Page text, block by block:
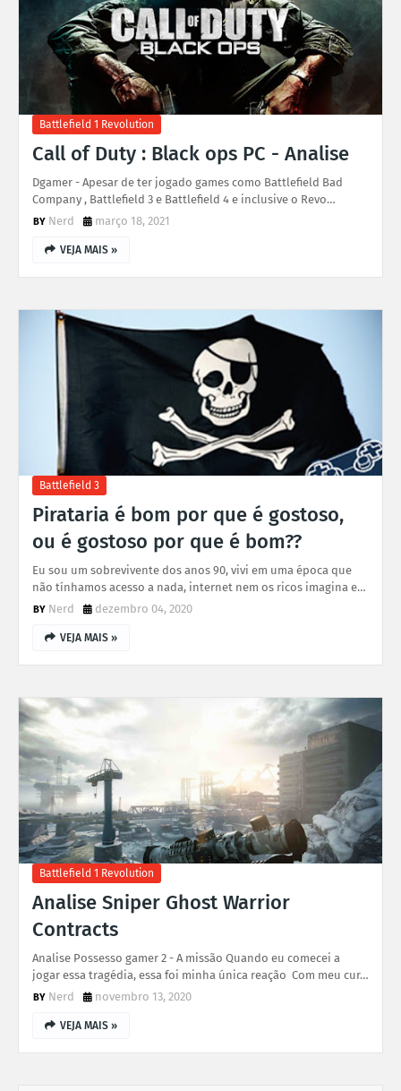
Battlefield 1 Revolution
Call of Duty : Black ops PC - Analise
Dgamer - Apesar de ter jogado games como Battlefield Bad
Company , Battlefield 3 e Battlefield 4 e inclusive o Revo…
Nerd
março 18, 2021
VEJA MAIS »
Battlefield 3
Pirataria é bom por que é gostoso,
ou é gostoso por que é bom??
Eu sou um sobrevivente dos anos 90, vivi em uma época que
não tínhamos acesso a nada, internet nem os ricos imagina e…
Nerd
dezembro 04, 2020
VEJA MAIS »
Battlefield 1 Revolution
Analise Sniper Ghost Warrior
Contracts
Analise Possesso gamer 2 - A missão Quando eu comecei a
jogar essa tragédia, essa foi minha única reação Com meu cur…
Nerd
novembro 13, 2020
VEJA MAIS »